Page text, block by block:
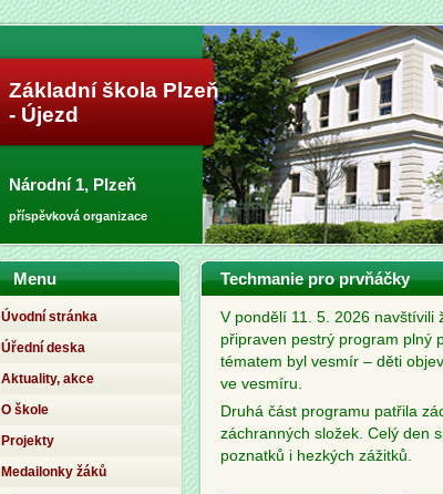
Základní škola Plzeň
- Újezd
Národní 1, Plzeň
příspěvková organizace
Techmanie pro prvňáčky
V pondělí 11. 5. 2026 navštívili
připraven pestrý program plný
tématem byl vesmír – děti
ve vesmíru.
Druhá část programu patřila
záchranných složek. Celý den
poznatků i hezkých zážitků.
Menu
Úvodní stránka
Úřední deska
Aktuality, akce
O škole
Projekty
Medailonky žáků